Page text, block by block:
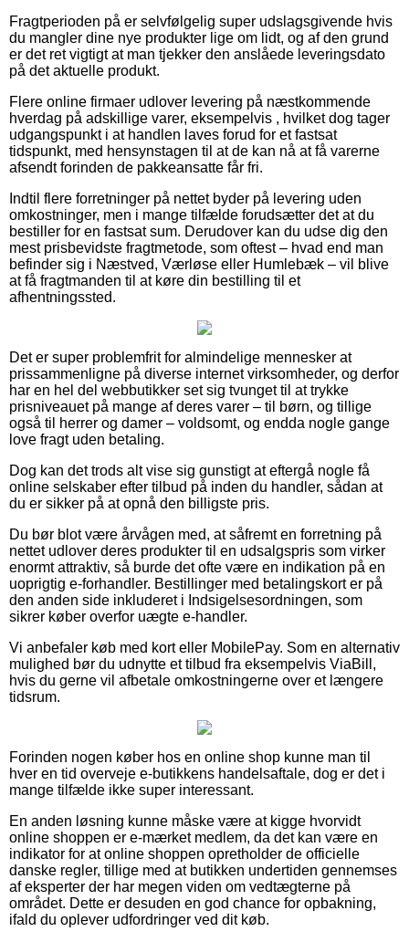
Fragtperioden på er selvfølgelig super udslagsgivende hvis
du mangler dine nye produkter lige om lidt, og af den grund
er det ret vigtigt at man tjekker den anslåede leveringsdato
på det aktuelle produkt.
Flere online firmaer udlover levering på næstkommende
hverdag på adskillige varer, eksempelvis , hvilket dog tager
udgangspunkt i at handlen laves forud for et fastsat
tidspunkt, med hensynstagen til at de kan nå at få varerne
afsendt forinden de pakkeansatte får fri.
Indtil flere forretninger på nettet byder på levering uden
omkostninger, men i mange tilfælde forudsætter det at du
bestiller for en fastsat sum. Derudover kan du udse dig den
mest prisbevidste fragtmetode, som oftest – hvad end man
befinder sig i Næstved, Værløse eller Humlebæk – vil blive
at få fragtmanden til at køre din bestilling til et
afhentningssted.
Det er super problemfrit for almindelige mennesker at
prissammenligne på diverse internet virksomheder, og derfor
har en hel del webbutikker set sig tvunget til at trykke
prisniveauet på mange af deres varer – til børn, og tillige
også til herrer og damer – voldsomt, og endda nogle gange
love fragt uden betaling.
Dog kan det trods alt vise sig gunstigt at eftergå nogle få
online selskaber efter tilbud på inden du handler, sådan at
du er sikker på at opnå den billigste pris.
Du bør blot være årvågen med, at såfremt en forretning på
nettet udlover deres produkter til en udsalgspris som virker
enormt attraktiv, så burde det ofte være en indikation på en
uoprigtig e-forhandler. Bestillinger med betalingskort er på
den anden side inkluderet i Indsigelsesordningen, som
sikrer køber overfor uægte e-handler.
Vi anbefaler køb med kort eller MobilePay. Som en alternativ
mulighed bør du udnytte et tilbud fra eksempelvis ViaBill,
hvis du gerne vil afbetale omkostningerne over et længere
tidsrum.
Forinden nogen køber hos en online shop kunne man til
hver en tid overveje e-butikkens handelsaftale, dog er det i
mange tilfælde ikke super interessant.
En anden løsning kunne måske være at kigge hvorvidt
online shoppen er e-mærket medlem, da det kan være en
indikator for at online shoppen opretholder de officielle
danske regler, tillige med at butikken undertiden gennemses
af eksperter der har megen viden om vedtægterne på
området. Dette er desuden en god chance for opbakning,
ifald du oplever udfordringer ved dit køb.